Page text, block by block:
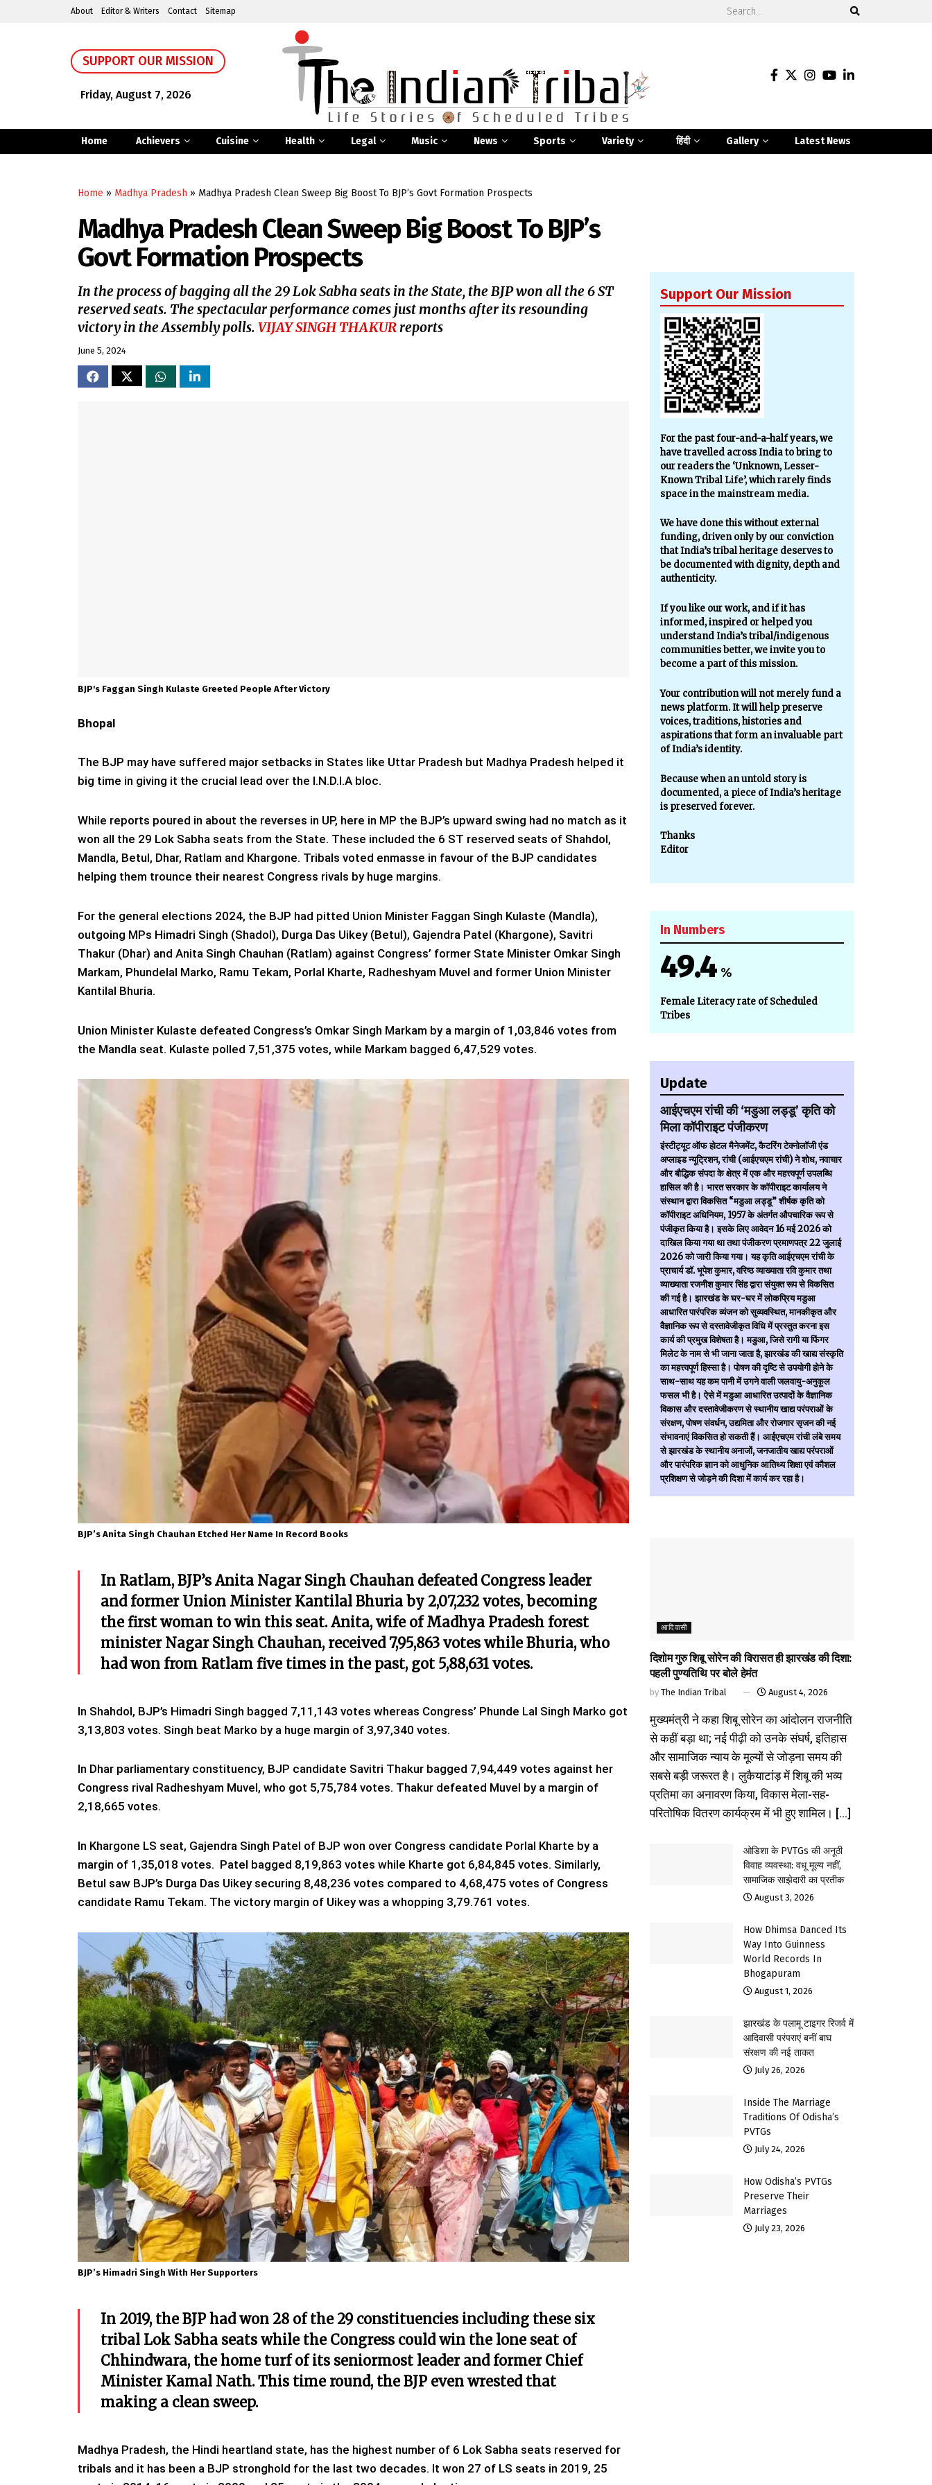
About Editor & Writers Contact Sitemap
SUPPORT OUR MISSION
Friday, August 7, 2026
Home Achievers Cuisine Health Legal Music News Sports Variety हिंदी Gallery Latest News
Home » Madhya Pradesh » Madhya Pradesh Clean Sweep Big Boost To BJP’s Govt Formation Prospects
Madhya Pradesh Clean Sweep Big Boost To BJP’s
Govt Formation Prospects
In the process of bagging all the 29 Lok Sabha seats in the State, the BJP won all the 6 ST
reserved seats. The spectacular performance comes just months after its resounding
victory in the Assembly polls. VIJAY SINGH THAKUR reports
June 5, 2024
BJP's Faggan Singh Kulaste Greeted People After Victory
Bhopal
The BJP may have suffered major setbacks in States like Uttar Pradesh but Madhya Pradesh helped it
big time in giving it the crucial lead over the I.N.D.I.A bloc.
While reports poured in about the reverses in UP, here in MP the BJP’s upward swing had no match as it
won all the 29 Lok Sabha seats from the State. These included the 6 ST reserved seats of Shahdol,
Mandla, Betul, Dhar, Ratlam and Khargone. Tribals voted enmasse in favour of the BJP candidates
helping them trounce their nearest Congress rivals by huge margins.
For the general elections 2024, the BJP had pitted Union Minister Faggan Singh Kulaste (Mandla),
outgoing MPs Himadri Singh (Shadol), Durga Das Uikey (Betul), Gajendra Patel (Khargone), Savitri
Thakur (Dhar) and Anita Singh Chauhan (Ratlam) against Congress’ former State Minister Omkar Singh
Markam, Phundelal Marko, Ramu Tekam, Porlal Kharte, Radheshyam Muvel and former Union Minister
Kantilal Bhuria.
Union Minister Kulaste defeated Congress’s Omkar Singh Markam by a margin of 1,03,846 votes from
the Mandla seat. Kulaste polled 7,51,375 votes, while Markam bagged 6,47,529 votes.
BJP’s Anita Singh Chauhan Etched Her Name In Record Books
In Ratlam, BJP’s Anita Nagar Singh Chauhan defeated Congress leader
and former Union Minister Kantilal Bhuria by 2,07,232 votes, becoming
the first woman to win this seat. Anita, wife of Madhya Pradesh forest
minister Nagar Singh Chauhan, received 7,95,863 votes while Bhuria, who
had won from Ratlam five times in the past, got 5,88,631 votes.
In Shahdol, BJP’s Himadri Singh bagged 7,11,143 votes whereas Congress’ Phunde Lal Singh Marko got
3,13,803 votes. Singh beat Marko by a huge margin of 3,97,340 votes.
In Dhar parliamentary constituency, BJP candidate Savitri Thakur bagged 7,94,449 votes against her
Congress rival Radheshyam Muvel, who got 5,75,784 votes. Thakur defeated Muvel by a margin of
2,18,665 votes.
In Khargone LS seat, Gajendra Singh Patel of BJP won over Congress candidate Porlal Kharte by a
margin of 1,35,018 votes. Patel bagged 8,19,863 votes while Kharte got 6,84,845 votes. Similarly,
Betul saw BJP’s Durga Das Uikey securing 8,48,236 votes compared to 4,68,475 votes of Congress
candidate Ramu Tekam. The victory margin of Uikey was a whopping 3,79.761 votes.
BJP’s Himadri Singh With Her Supporters
In 2019, the BJP had won 28 of the 29 constituencies including these six
tribal Lok Sabha seats while the Congress could win the lone seat of
Chhindwara, the home turf of its seniormost leader and former Chief
Minister Kamal Nath. This time round, the BJP even wrested that
making a clean sweep.
Madhya Pradesh, the Hindi heartland state, has the highest number of 6 Lok Sabha seats reserved for
tribals and it has been a BJP stronghold for the last two decades. It won 27 of LS seats in 2019, 25
Support Our Mission
For the past four-and-a-half years, we
have travelled across India to bring to
our readers the ‘Unknown, Lesser-
Known Tribal Life’, which rarely finds
space in the mainstream media.
We have done this without external
funding, driven only by our conviction
that India’s tribal heritage deserves to
be documented with dignity, depth and
authenticity.
If you like our work, and if it has
informed, inspired or helped you
understand India’s tribal/indigenous
communities better, we invite you to
become a part of this mission.
Your contribution will not merely fund a
news platform. It will help preserve
voices, traditions, histories and
aspirations that form an invaluable part
of India’s identity.
Because when an untold story is
documented, a piece of India’s heritage
is preserved forever.
Thanks
Editor
In Numbers
49.4%
Female Literacy rate of Scheduled
Tribes
Update
आईएचएम रांची की ‘मडुआ लड्डू’ कृति को
मिला कॉपीराइट पंजीकरण
इंस्टीट्यूट ऑफ होटल मैनेजमेंट, कैटरिंग टेक्नोलॉजी एंड
अप्लाइड न्यूट्रिशन, रांची (आईएचएम रांची) ने शोध, नवाचार
और बौद्धिक संपदा के क्षेत्र में एक और महत्त्वपूर्ण उपलब्धि
हासिल की है। भारत सरकार के कॉपीराइट कार्यालय ने
संस्थान द्वारा विकसित “मडुआ लड्डू” शीर्षक कृति को
कॉपीराइट अधिनियम, 1957 के अंतर्गत औपचारिक रूप से
पंजीकृत किया है। इसके लिए आवेदन 16 मई 2026 को
दाखिल किया गया था तथा पंजीकरण प्रमाणपत्र 22 जुलाई
2026 को जारी किया गया। यह कृति आईएचएम रांची के
प्राचार्य डॉ. भूपेश कुमार, वरिष्ठ व्याख्याता रवि कुमार तथा
व्याख्याता रजनीश कुमार सिंह द्वारा संयुक्त रूप से विकसित
की गई है। झारखंड के घर-घर में लोकप्रिय मडुआ
आधारित पारंपरिक व्यंजन को सुव्यवस्थित, मानकीकृत और
वैज्ञानिक रूप से दस्तावेजीकृत विधि में प्रस्तुत करना इस
कार्य की प्रमुख विशेषता है। मडुआ, जिसे रागी या फिंगर
मिलेट के नाम से भी जाना जाता है, झारखंड की खाद्य संस्कृति
का महत्त्वपूर्ण हिस्सा है। पोषण की दृष्टि से उपयोगी होने के
साथ-साथ यह कम पानी में उगने वाली जलवायु-अनुकूल
फसल भी है। ऐसे में मडुआ आधारित उत्पादों के वैज्ञानिक
विकास और दस्तावेजीकरण से स्थानीय खाद्य परंपराओं के
संरक्षण, पोषण संवर्धन, उद्यमिता और रोजगार सृजन की नई
संभावनाएं विकसित हो सकती हैं। आईएचएम रांची लंबे समय
से झारखंड के स्थानीय अनाजों, जनजातीय खाद्य परंपराओं
और पारंपरिक ज्ञान को आधुनिक आतिथ्य शिक्षा एवं कौशल
प्रशिक्षण से जोड़ने की दिशा में कार्य कर रहा है।
आदिवासी
दिशोम गुरु शिबू सोरेन की विरासत ही झारखंड की दिशा:
पहली पुण्यतिथि पर बोले हेमंत
by The Indian Tribal August 4, 2026
मुख्यमंत्री ने कहा शिबू सोरेन का आंदोलन राजनीति
से कहीं बड़ा था; नई पीढ़ी को उनके संघर्ष, इतिहास
और सामाजिक न्याय के मूल्यों से जोड़ना समय की
सबसे बड़ी जरूरत है। लुकैयाटांड़ में शिबू की भव्य
प्रतिमा का अनावरण किया, विकास मेला-सह-
परितोषिक वितरण कार्यक्रम में भी हुए शामिल। [...]
ओडिशा के PVTGs की अनूठी
विवाह व्यवस्था: वधू मूल्य नहीं,
सामाजिक साझेदारी का प्रतीक
August 3, 2026
How Dhimsa Danced Its
Way Into Guinness
World Records In
Bhogapuram
August 1, 2026
झारखंड के पलामू टाइगर रिजर्व में
आदिवासी परंपराएं बनीं बाघ
संरक्षण की नई ताकत
July 26, 2026
Inside The Marriage
Traditions Of Odisha’s
PVTGs
July 24, 2026
How Odisha’s PVTGs
Preserve Their
Marriages
July 23, 2026